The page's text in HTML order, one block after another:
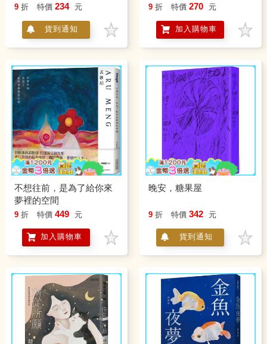
9 折 特價 234 元
貨到通知
9 折 特價 270 元
加入購物車
不想往前，是為了給你來
夢裡的空間
9 折 特價 449 元
加入購物車
晚安，糖果屋
9 折 特價 342 元
貨到通知